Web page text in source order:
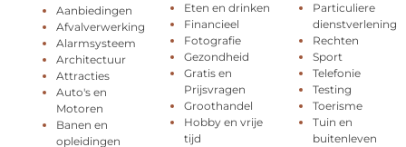
Aanbiedingen
Afvalverwerking
Alarmsysteem
Architectuur
Attracties
Auto's en
Motoren
Banen en
opleidingen
Eten en drinken
Financieel
Fotografie
Gezondheid
Gratis en
Prijsvragen
Groothandel
Hobby en vrije
tijd
Particuliere
dienstverlening
Rechten
Sport
Telefonie
Testing
Toerisme
Tuin en
buitenleven